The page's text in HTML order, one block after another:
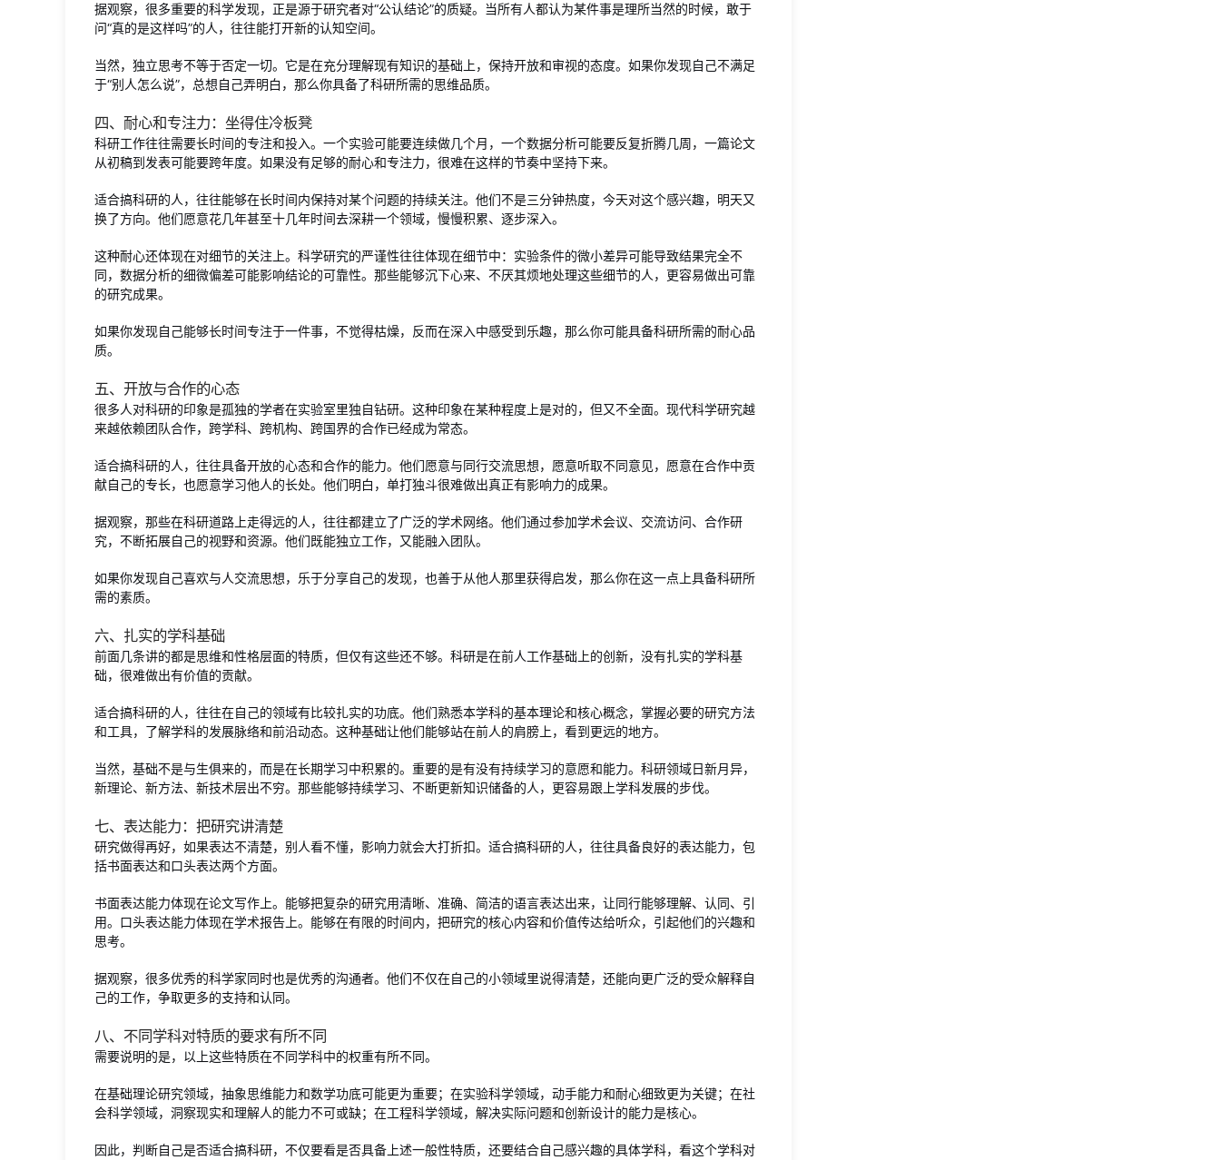
据观察，很多重要的科学发现，正是源于研究者对“公认结论”的质疑。当所有人都认为某件事是理所当然的时候，敢于
问“真的是这样吗”的人，往往能打开新的认知空间。
当然，独立思考不等于否定一切。它是在充分理解现有知识的基础上，保持开放和审视的态度。如果你发现自己不满足
于“别人怎么说”，总想自己弄明白，那么你具备了科研所需的思维品质。
四、耐心和专注力：坐得住冷板凳
科研工作往往需要长时间的专注和投入。一个实验可能要连续做几个月，一个数据分析可能要反复折腾几周，一篇论文
从初稿到发表可能要跨年度。如果没有足够的耐心和专注力，很难在这样的节奏中坚持下来。
适合搞科研的人，往往能够在长时间内保持对某个问题的持续关注。他们不是三分钟热度，今天对这个感兴趣，明天又
换了方向。他们愿意花几年甚至十几年时间去深耕一个领域，慢慢积累、逐步深入。
这种耐心还体现在对细节的关注上。科学研究的严谨性往往体现在细节中：实验条件的微小差异可能导致结果完全不
同，数据分析的细微偏差可能影响结论的可靠性。那些能够沉下心来、不厌其烦地处理这些细节的人，更容易做出可靠
的研究成果。
如果你发现自己能够长时间专注于一件事，不觉得枯燥，反而在深入中感受到乐趣，那么你可能具备科研所需的耐心品
质。
五、开放与合作的心态
很多人对科研的印象是孤独的学者在实验室里独自钻研。这种印象在某种程度上是对的，但又不全面。现代科学研究越
来越依赖团队合作，跨学科、跨机构、跨国界的合作已经成为常态。
适合搞科研的人，往往具备开放的心态和合作的能力。他们愿意与同行交流思想，愿意听取不同意见，愿意在合作中贡
献自己的专长，也愿意学习他人的长处。他们明白，单打独斗很难做出真正有影响力的成果。
据观察，那些在科研道路上走得远的人，往往都建立了广泛的学术网络。他们通过参加学术会议、交流访问、合作研
究，不断拓展自己的视野和资源。他们既能独立工作，又能融入团队。
如果你发现自己喜欢与人交流思想，乐于分享自己的发现，也善于从他人那里获得启发，那么你在这一点上具备科研所
需的素质。
六、扎实的学科基础
前面几条讲的都是思维和性格层面的特质，但仅有这些还不够。科研是在前人工作基础上的创新，没有扎实的学科基
础，很难做出有价值的贡献。
适合搞科研的人，往往在自己的领域有比较扎实的功底。他们熟悉本学科的基本理论和核心概念，掌握必要的研究方法
和工具，了解学科的发展脉络和前沿动态。这种基础让他们能够站在前人的肩膀上，看到更远的地方。
当然，基础不是与生俱来的，而是在长期学习中积累的。重要的是有没有持续学习的意愿和能力。科研领域日新月异，
新理论、新方法、新技术层出不穷。那些能够持续学习、不断更新知识储备的人，更容易跟上学科发展的步伐。
七、表达能力：把研究讲清楚
研究做得再好，如果表达不清楚，别人看不懂，影响力就会大打折扣。适合搞科研的人，往往具备良好的表达能力，包
括书面表达和口头表达两个方面。
书面表达能力体现在论文写作上。能够把复杂的研究用清晰、准确、简洁的语言表达出来，让同行能够理解、认同、引
用。口头表达能力体现在学术报告上。能够在有限的时间内，把研究的核心内容和价值传达给听众，引起他们的兴趣和
思考。
据观察，很多优秀的科学家同时也是优秀的沟通者。他们不仅在自己的小领域里说得清楚，还能向更广泛的受众解释自
己的工作，争取更多的支持和认同。
八、不同学科对特质的要求有所不同
需要说明的是，以上这些特质在不同学科中的权重有所不同。
在基础理论研究领域，抽象思维能力和数学功底可能更为重要；在实验科学领域，动手能力和耐心细致更为关键；在社
会科学领域，洞察现实和理解人的能力不可或缺；在工程科学领域，解决实际问题和创新设计的能力是核心。
因此，判断自己是否适合搞科研，不仅要看是否具备上述一般性特质，还要结合自己感兴趣的具体学科，看这个学科对